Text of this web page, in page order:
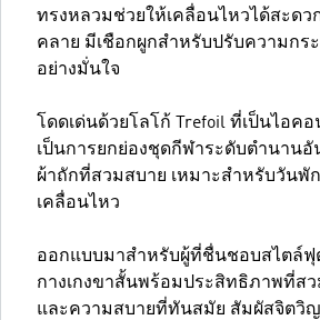
ทรงหลวมช่วยให้เคลื่อนไหวได้สะด
คลาย มีเชือกผูกสำหรับปรับความกร
อย่างมั่นใจ
โดดเด่นด้วยโลโก้ Trefoil ที่เป็นไอค
เป็นการยกย่องชุดกีฬาระดับตำนานอั
ผ้าถักที่สวมสบาย เหมาะสำหรับวันพั
เคลื่อนไหว
ออกแบบมาสำหรับผู้ที่ชื่นชอบสไตล์ฟุ
กางเกงขาสั้นพร้อมประสิทธิภาพที่ส
และความสบายที่ทันสมัย สัมผัสจิตวิ